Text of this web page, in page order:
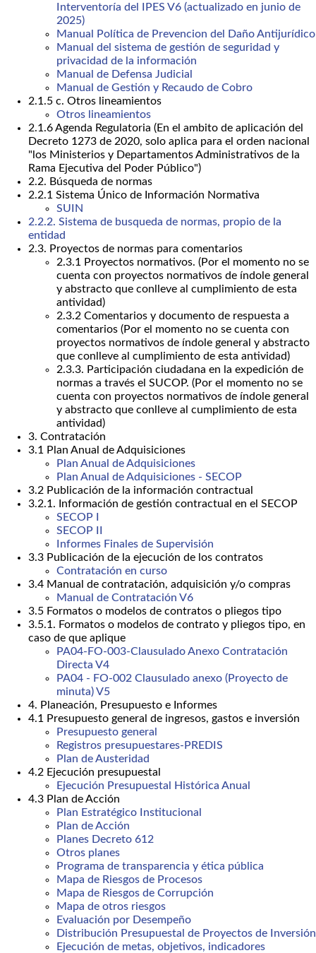
Interventoría del IPES V6 (actualizado en junio de
2025)
Manual Política de Prevencion del Daño Antijurídico
Manual del sistema de gestión de seguridad y
privacidad de la información
Manual de Defensa Judicial
Manual de Gestión y Recaudo de Cobro
2.1.5 c. Otros lineamientos
Otros lineamientos
2.1.6 Agenda Regulatoria (En el ambito de aplicación del
Decreto 1273 de 2020, solo aplica para el orden nacional
"los Ministerios y Departamentos Administrativos de la
Rama Ejecutiva del Poder Público")
2.2. Búsqueda de normas
2.2.1 Sistema Único de Información Normativa
SUIN
2.2.2. Sistema de busqueda de normas, propio de la
entidad
2.3. Proyectos de normas para comentarios
2.3.1 Proyectos normativos. (Por el momento no se
cuenta con proyectos normativos de índole general
y abstracto que conlleve al cumplimiento de esta
antividad)
2.3.2 Comentarios y documento de respuesta a
comentarios (Por el momento no se cuenta con
proyectos normativos de índole general y abstracto
que conlleve al cumplimiento de esta antividad)
2.3.3. Participación ciudadana en la expedición de
normas a través el SUCOP. (Por el momento no se
cuenta con proyectos normativos de índole general
y abstracto que conlleve al cumplimiento de esta
antividad)
3. Contratación
3.1 Plan Anual de Adquisiciones
Plan Anual de Adquisiciones
Plan Anual de Adquisiciones - SECOP
3.2 Publicación de la información contractual
3.2.1. Información de gestión contractual en el SECOP
SECOP I
SECOP II
Informes Finales de Supervisión
3.3 Publicación de la ejecución de los contratos
Contratación en curso
3.4 Manual de contratación, adquisición y/o compras
Manual de Contratación V6
3.5 Formatos o modelos de contratos o pliegos tipo
3.5.1. Formatos o modelos de contrato y pliegos tipo, en
caso de que aplique
PA04-FO-003-Clausulado Anexo Contratación
Directa V4
PA04 - FO-002 Clausulado anexo (Proyecto de
minuta) V5
4. Planeación, Presupuesto e Informes
4.1 Presupuesto general de ingresos, gastos e inversión
Presupuesto general
Registros presupuestares-PREDIS
Plan de Austeridad
4.2 Ejecución presupuestal
Ejecución Presupuestal Histórica Anual
4.3 Plan de Acción
Plan Estratégico Institucional
Plan de Acción
Planes Decreto 612
Otros planes
Programa de transparencia y ética pública
Mapa de Riesgos de Procesos
Mapa de Riesgos de Corrupción
Mapa de otros riesgos
Evaluación por Desempeño
Distribución Presupuestal de Proyectos de Inversión
Ejecución de metas, objetivos, indicadores